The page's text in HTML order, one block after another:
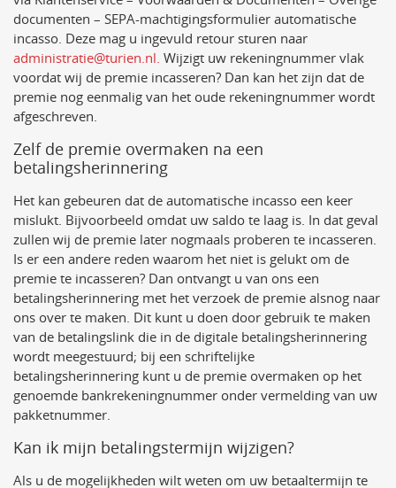
documenten – SEPA-machtigingsformulier automatische
incasso. Deze mag u ingevuld retour sturen naar
administratie@turien.nl. Wijzigt uw rekeningnummer vlak
voordat wij de premie incasseren? Dan kan het zijn dat de
premie nog eenmalig van het oude rekeningnummer wordt
afgeschreven.
Zelf de premie overmaken na een
betalingsherinnering
Het kan gebeuren dat de automatische incasso een keer
mislukt. Bijvoorbeeld omdat uw saldo te laag is. In dat geval
zullen wij de premie later nogmaals proberen te incasseren.
Is er een andere reden waarom het niet is gelukt om de
premie te incasseren? Dan ontvangt u van ons een
betalingsherinnering met het verzoek de premie alsnog naar
ons over te maken. Dit kunt u doen door gebruik te maken
van de betalingslink die in de digitale betalingsherinnering
wordt meegestuurd; bij een schriftelijke
betalingsherinnering kunt u de premie overmaken op het
genoemde bankrekeningnummer onder vermelding van uw
pakketnummer.
Kan ik mijn betalingstermijn wijzigen?
Als u de mogelijkheden wilt weten om uw betaaltermijn te